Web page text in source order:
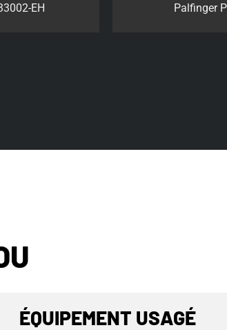
SH C Palfinger
ÉQUIPEMENT USAGÉ